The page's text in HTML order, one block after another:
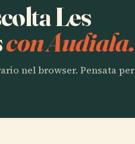
Les
con Audiala.
nel browser. Pensata per